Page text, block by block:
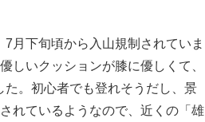
月下旬頃から入山規制されていま
しいクッションが膝に優しくて、
。初心者でも登れそうだし、景
れているようなので、近くの「雄